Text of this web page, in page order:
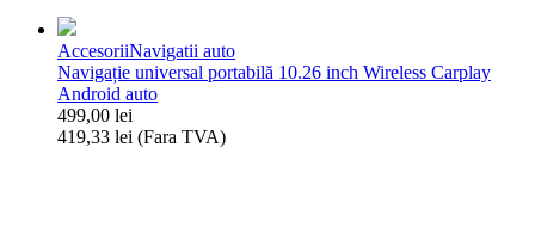
WiFi,
Bluetooth,
2GB
RAM
+
64GB
ROM
7''
2+64GB
Android
13
cu
GPS,
AccesoriiNavigatii auto
Navigație universal portabilă 10.26 inch Wireless Carplay
Android auto
499,00 lei
419,33 lei (Fara TVA)